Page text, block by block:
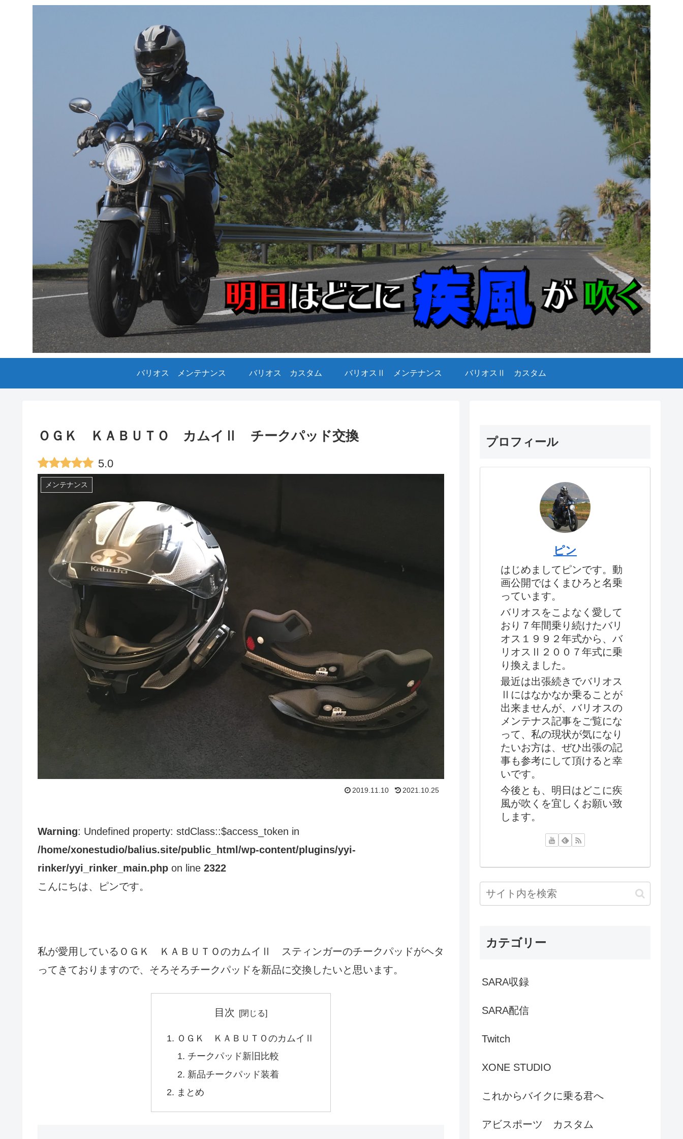
バリオス メンテナンス バリオス カスタム バリオスⅡ メンテナンス バリオスⅡ カスタム
ＯＧＫ ＫＡＢＵＴＯ カムイⅡ チークパッド交換
5.0
メンテナンス
2019.11.10 2021.10.25
Warning: Undefined property: stdClass::$access_token in
/home/xonestudio/balius.site/public_html/wp-content/plugins/yyi-
rinker/yyi_rinker_main.php on line 2322
こんにちは、ピンです。
私が愛用しているＯＧＫ ＫＡＢＵＴＯのカムイⅡ スティンガーのチークパッドがヘタ
ってきておりますので、そろそろチークパッドを新品に交換したいと思います。
目次
ＯＧＫ ＫＡＢＵＴＯのカムイⅡ
チークパッド新旧比較
新品チークパッド装着
まとめ
プロフィール
ピン
はじめましてピンです。動
画公開ではくまひろと名乗
っています。
バリオスをこよなく愛して
おり７年間乗り続けたバリ
オス１９９２年式から、バ
リオスⅡ２００７年式に乗
り換えました。
最近は出張続きでバリオス
Ⅱにはなかなか乗ることが
出来ませんが、バリオスの
メンテナス記事をご覧にな
って、私の現状が気になり
たいお方は、ぜひ出張の記
事も参考にして頂けると幸
いです。
今後とも、明日はどこに疾
風が吹くを宜しくお願い致
します。
カテゴリー
SARA収録
SARA配信
Twitch
XONE STUDIO
これからバイクに乗る君へ
アビスポーツ カスタム